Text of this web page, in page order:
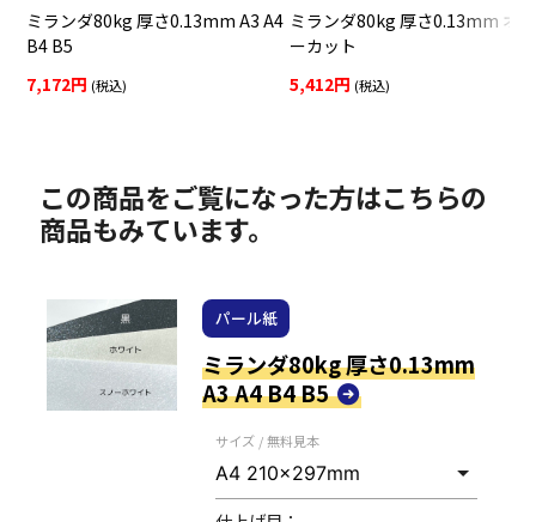
ミランダ80kg 厚さ0.13mm A3 A4
B4 B5
7,172円 (税込)
ミランダ80kg 厚さ0.13mm オ
ーカット
5,412円 (税込)
この商品をご覧になった方はこちらの
商品もみています。
パール紙
ミランダ80kg 厚さ0.13mm
A3 A4 B4 B5
サイズ / 無料見本